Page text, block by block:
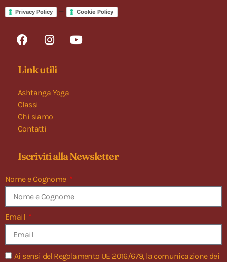
Privacy Policy – Cookie Policy
Link utili
Ashtanga Yoga
Classi
Chi siamo
Contatti
Iscriviti alla Newsletter
Nome e Cognome
Email
Ai sensi del Regolamento UE 2016/679, la comunicazione dei